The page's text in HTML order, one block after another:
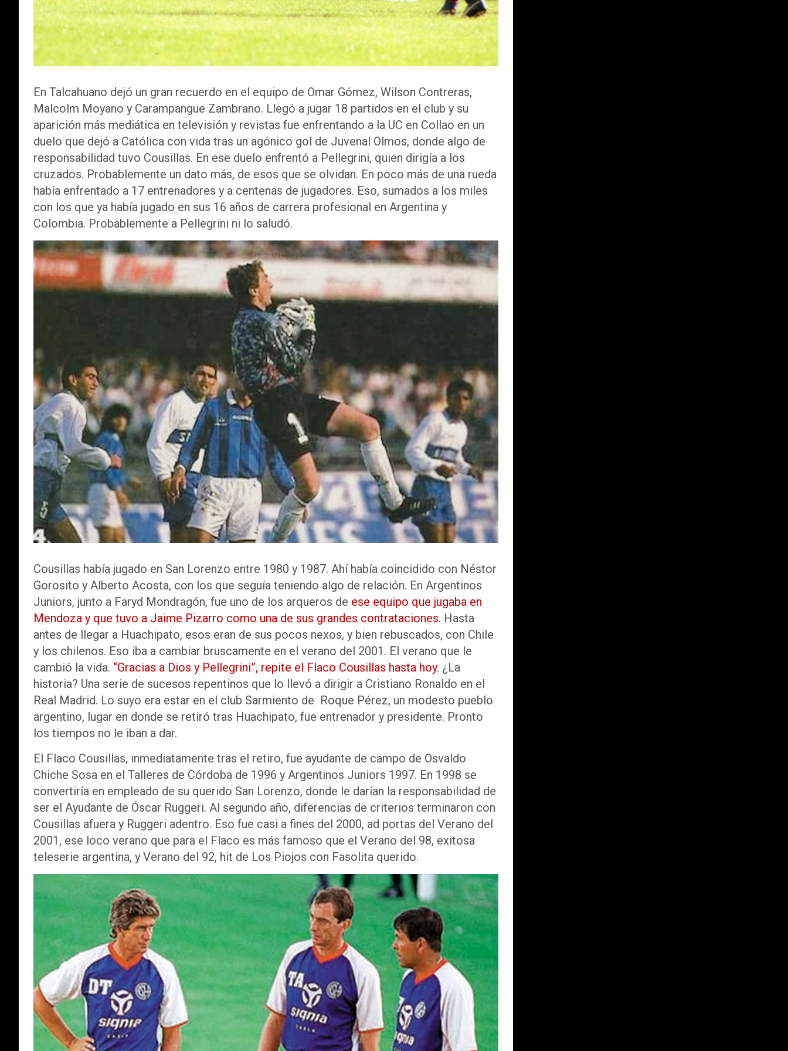
En Talcahuano dejó un gran recuerdo en el equipo de Omar Gómez, Wilson Contreras,
Malcolm Moyano y Carampangue Zambrano. Llegó a jugar 18 partidos en el club y su
aparición más mediática en televisión y revistas fue enfrentando a la UC en Collao en un
duelo que dejó a Católica con vida tras un agónico gol de Juvenal Olmos, donde algo de
responsabilidad tuvo Cousillas. En ese duelo enfrentó a Pellegrini, quien dirigía a los
cruzados. Probablemente un dato más, de esos que se olvidan. En poco más de una rueda
había enfrentado a 17 entrenadores y a centenas de jugadores. Eso, sumados a los miles
con los que ya había jugado en sus 16 años de carrera profesional en Argentina y
Colombia. Probablemente a Pellegrini ni lo saludó.
Cousillas había jugado en San Lorenzo entre 1980 y 1987. Ahí había coincidido con Néstor
Gorosito y Alberto Acosta, con los que seguía teniendo algo de relación. En Argentinos
Juniors, junto a Faryd Mondragón, fue uno de los arqueros de ese equipo que jugaba en
Mendoza y que tuvo a Jaime Pizarro como una de sus grandes contrataciones. Hasta
antes de llegar a Huachipato, esos eran de sus pocos nexos, y bien rebuscados, con Chile
y los chilenos. Eso iba a cambiar bruscamente en el verano del 2001. El verano que le
cambió la vida. “Gracias a Dios y Pellegrini”, repite el Flaco Cousillas hasta hoy. ¿La
historia? Una serie de sucesos repentinos que lo llevó a dirigir a Cristiano Ronaldo en el
Real Madrid. Lo suyo era estar en el club Sarmiento de Roque Pérez, un modesto pueblo
argentino, lugar en donde se retiró tras Huachipato, fue entrenador y presidente. Pronto
los tiempos no le iban a dar.
El Flaco Cousillas, inmediatamente tras el retiro, fue ayudante de campo de Osvaldo
Chiche Sosa en el Talleres de Córdoba de 1996 y Argentinos Juniors 1997. En 1998 se
convertiría en empleado de su querido San Lorenzo, donde le darían la responsabilidad de
ser el Ayudante de Óscar Ruggeri. Al segundo año, diferencias de criterios terminaron con
Cousillas afuera y Ruggeri adentro. Eso fue casi a fines del 2000, ad portas del Verano del
2001, ese loco verano que para el Flaco es más famoso que el Verano del 98, exitosa
teleserie argentina, y Verano del 92, hit de Los Piojos con Fasolita querido.